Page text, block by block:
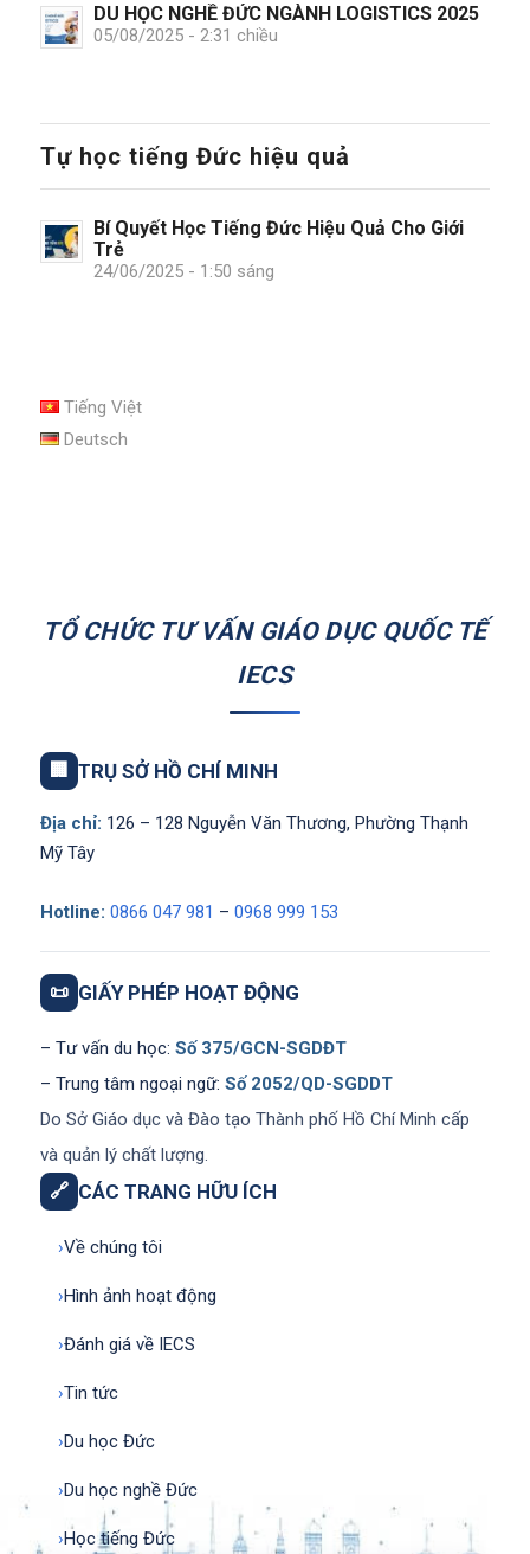
DU HỌC NGHỀ ĐỨC NGÀNH LOGISTICS 2025
05/08/2025 - 2:31 chiều
Tự học tiếng Đức hiệu quả
Bí Quyết Học Tiếng Đức Hiệu Quả Cho Giới
Trẻ
24/06/2025 - 1:50 sáng
Tiếng Việt
Deutsch
TỔ CHỨC TƯ VẤN GIÁO DỤC QUỐC TẾ
IECS
🏢 TRỤ SỞ HỒ CHÍ MINH
Địa chỉ: 126 – 128 Nguyễn Văn Thương, Phường Thạnh
Mỹ Tây
Hotline: 0866 047 981 – 0968 999 153
📜 GIẤY PHÉP HOẠT ĐỘNG
– Tư vấn du học: Số 375/GCN-SGDĐT
– Trung tâm ngoại ngữ: Số 2052/QD-SGDDT
Do Sở Giáo dục và Đào tạo Thành phố Hồ Chí Minh cấp
và quản lý chất lượng.
🔗 CÁC TRANG HỮU ÍCH
›Về chúng tôi
›Hình ảnh hoạt động
›Đánh giá về IECS
›Tin tức
›Du học Đức
›Du học nghề Đức
›Học tiếng Đức